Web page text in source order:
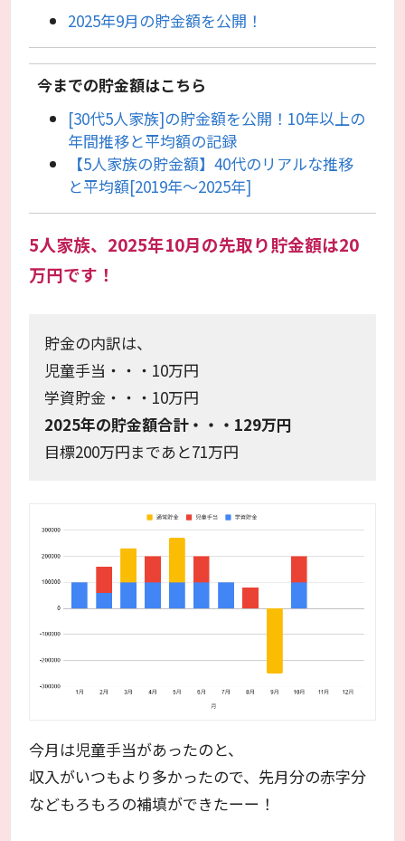
2025年9月の貯金額を公開！
今までの貯金額はこちら
[30代5人家族]の貯金額を公開！10年以上の
年間推移と平均額の記録
【5人家族の貯金額】40代のリアルな推移
と平均額[2019年〜2025年]
5人家族、2025年10月の先取り貯金額は20
万円です！
貯金の内訳は、
児童手当・・・10万円
学資貯金・・・10万円
2025年の貯金額合計・・・129万円
目標200万円まであと71万円
今月は児童手当があったのと、
収入がいつもより多かったので、先月分の赤字分
などもろもろの補填ができたーー！